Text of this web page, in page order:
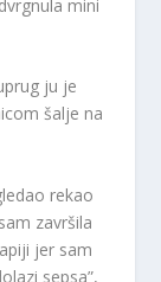
mini
ju je
šalje na
rekao
završila
jer sam
sepsa”,